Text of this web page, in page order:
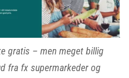
gratis – men meget billig
fra fx supermarkeder og